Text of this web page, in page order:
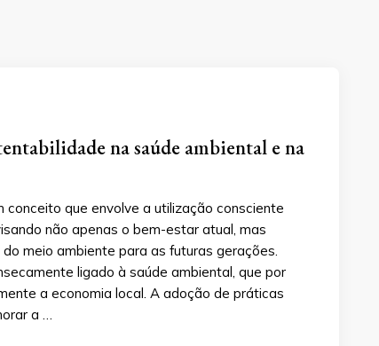
na saúde ambiental e na
conceito que envolve a utilização consciente
não apenas o bem-estar atual, mas
meio ambiente para as futuras gerações.
ligado à saúde ambiental, que por
a economia local. A adoção de práticas
a …